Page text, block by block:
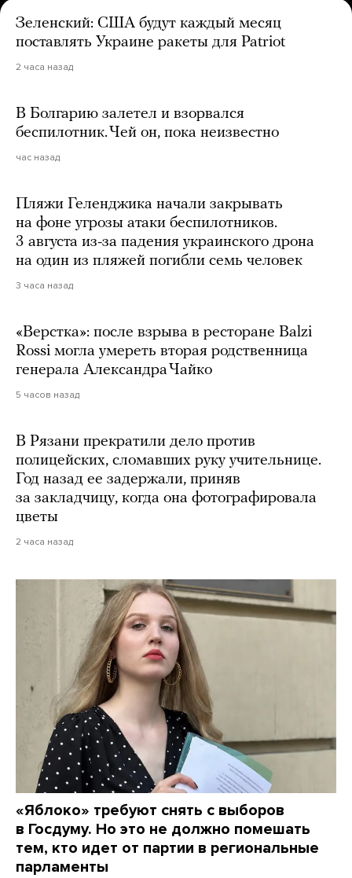
Зеленский: США будут каждый месяц
поставлять Украине ракеты для Patriot
2 часа назад
В Болгарию залетел и взорвался
беспилотник. Чей он, пока неизвестно
час назад
Пляжи Геленджика начали закрывать
на фоне угрозы атаки беспилотников.
3 августа из-за падения украинского дрона
на один из пляжей погибли семь человек
3 часа назад
«Верстка»: после взрыва в ресторане Balzi
Rossi могла умереть вторая родственница
генерала Александра Чайко
5 часов назад
В Рязани прекратили дело против
полицейских, сломавших руку учительнице.
Год назад ее задержали, приняв
за закладчицу, когда она фотографировала
цветы
2 часа назад
«Яблоко» требуют снять с выборов
в Госдуму. Но это не должно помешать
тем, кто идет от партии в региональные
парламенты